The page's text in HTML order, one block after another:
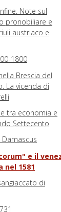
Note sul
pronobiliare e
austriaco e
1800
Brescia del
La vicenda di
tra economia e
Settecento
e il
nel 1581
di